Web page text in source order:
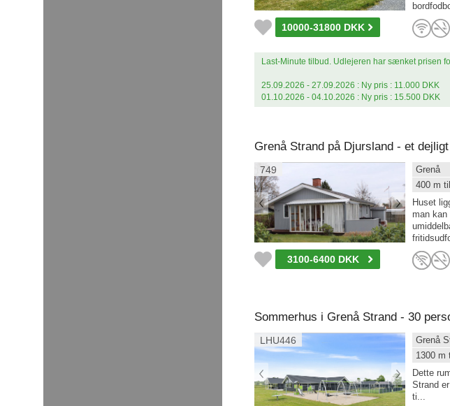
10000-31800 DKK
Last-Minute tilbud. Udlejeren har sænket prisen
25.09.2026 - 27.09.2026 : Ny pris : 11.000 DKK
01.10.2026 - 04.10.2026 : Ny pris : 15.500 DKK
Grenå Strand på Djursland - et
749
3100-6400 DKK
Grenå
400 m
Huset
man kan
Sommerhus i Grenå Strand - 30
LHU446
Grenå
1300 m
Dette
Strand
ti...